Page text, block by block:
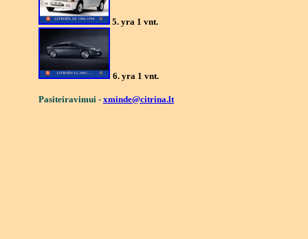
5. yra 1 vnt.
6. yra 1 vnt.
Pasiteiravimui - xminde@citrina.lt